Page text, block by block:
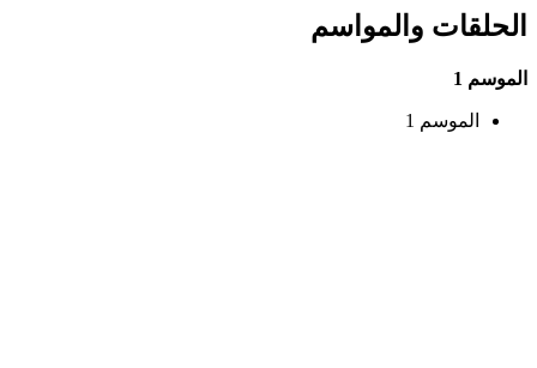
الحلقات والمواسم
الموسم 1
الموسم 1